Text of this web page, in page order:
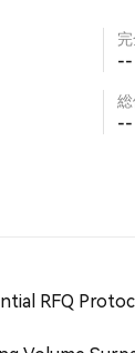
--
--
RFQ